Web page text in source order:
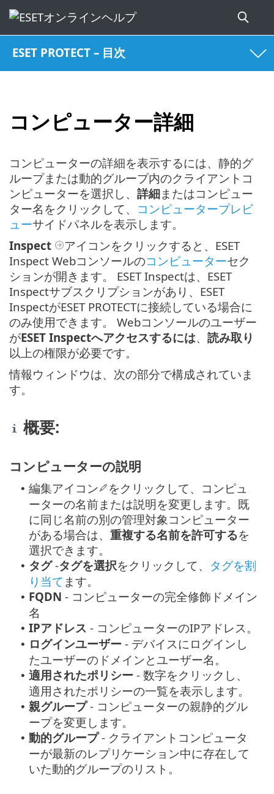
ESET PROTECT – 目次
コンピューター詳細
コンピューターの詳細を表示するには、静的グ
ループまたは動的グループ内のクライアントコ
ンピューターを選択し、 詳細またはコンピュー
ター名をクリックして、
コンピュータープレビ
ューサイドパネルを表示します。
Inspect
アイコンをクリックすると、ESET
Inspect Webコンソールのコンピューターセク
ションが開きます。 ESET Inspectは、ESET
Inspectサブスクリプションがあり、ESET
InspectがESET PROTECTに接続している場合に
のみ使用できます。 Webコンソールのユーザー
がESET Inspectへアクセスするには、 読み取り
以上の権限が必要です。
情報ウィンドウは、次の部分で構成されていま
す。
概要:
コンピューターの説明
• 編集アイコン
をクリックして、コンピュ
ーターの名前または説明を変更します。既
に同じ名前の別の管理対象コンピューター
がある場合は、 重複する名前を許可するを
選択できます。
• タグ-タグを選択をクリックして、 タグを割
り当て ます。
• FQDN - コンピューターの完全修飾ドメイン
名
• IPアドレス - コンピューターのIPアドレス。
• ログインユーザー - デバイスにログインし
たユーザーのドメインとユーザー名。
• 適用されたポリシー - 数字をクリックし、
適用されたポリシーの一覧を表示します。
• 親グループ- コンピューターの親静的グル
ープを変更します。
• 動的グループ- クライアントコンピュータ
ーが最新のレプリケーション中に存在して
いた動的グループのリスト。